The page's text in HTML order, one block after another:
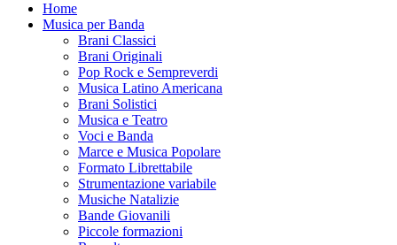
Home
Musica per Banda
Brani Classici
Brani Originali
Pop Rock e Sempreverdi
Musica Latino Americana
Brani Solistici
Musica e Teatro
Voci e Banda
Marce e Musica Popolare
Formato Librettabile
Strumentazione variabile
Musiche Natalizie
Bande Giovanili
Piccole formazioni